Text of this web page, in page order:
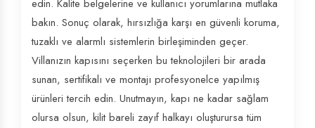
edin. Kalite belgelerine ve kullanıcı yorumlarına mutlaka
bakın. Sonuç olarak, hırsızlığa karşı en güvenli koruma,
tuzaklı ve alarmlı sistemlerin birleşiminden geçer.
Villanızın kapısını seçerken bu teknolojileri bir arada
sunan, sertifikalı ve montajı profesyonelce yapılmış
ürünleri tercih edin. Unutmayın, kapı ne kadar sağlam
olursa olsun, kilit bareli zayıf halkayı oluşturursa tüm